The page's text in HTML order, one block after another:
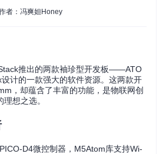
者：冯爽妲Honey
推出的两款袖珍型开发板——ATO
计的一款强大的软件资源。这两款开
，却蕴含了丰富的功能，是物联网创
想之选。
D4微控制器，M5Atom库支持Wi-